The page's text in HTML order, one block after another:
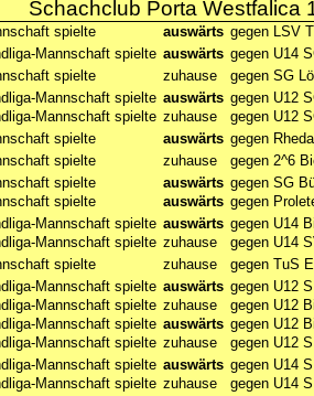
Schachclub Porta Westfalica
spielte auswärts gegen LSV
Mannschaft spielte auswärts gegen U14
spielte zuhause
gegen SG
Mannschaft spielte auswärts gegen U12
Mannschaft spielte zuhause
gegen U12
spielte auswärts gegen
spielte zuhause
gegen 2^6
spielte auswärts gegen SG
spielte auswärts gegen
Mannschaft spielte auswärts gegen U14
Mannschaft spielte zuhause
gegen U14
spielte zuhause
gegen TuS
Mannschaft spielte auswärts gegen U12
Mannschaft spielte zuhause
gegen U12
Mannschaft spielte auswärts gegen U12
Mannschaft spielte zuhause
gegen U12
Mannschaft spielte auswärts gegen U14
Mannschaft spielte zuhause
gegen U14